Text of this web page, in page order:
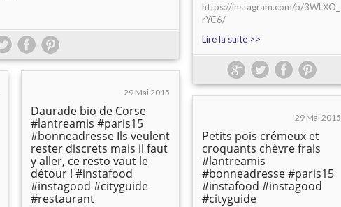
https://instagram.com/p/3WLXO_
rYC6/
Lire la suite >>
29 Mai 2015
Daurade bio de Corse
#lantreamis #paris15
#bonneadresse Ils veulent
rester discrets mais il faut
y aller, ce resto vaut le
détour ! #instafood
#instagood #cityguide
#restaurant
29 Mai 2015
Petits pois crémeux et
croquants chèvre frais
#lantreamis
#bonneadresse #paris15
#instafood #instagood
#cityguide